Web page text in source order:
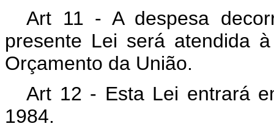
Art 11 - A despesa
presente Lei será atendida
Orçamento da União.
Art 12 - Esta Lei entrará
1984.